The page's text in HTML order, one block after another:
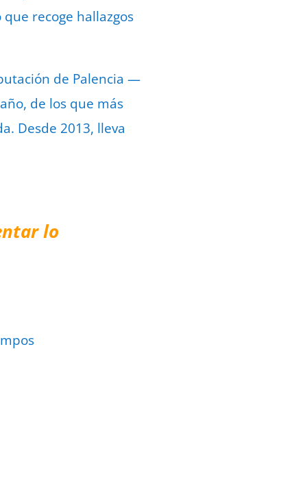
recoge hallazgos
de Palencia —
de los que más
Desde 2013, lleva
lo